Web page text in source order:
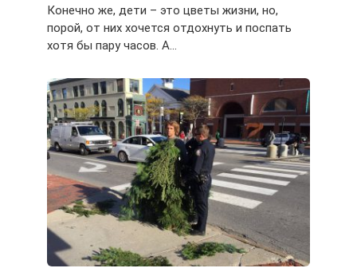
Конечно же, дети – это цветы жизни, но,
порой, от них хочется отдохнуть и поспать
хотя бы пару часов. А…